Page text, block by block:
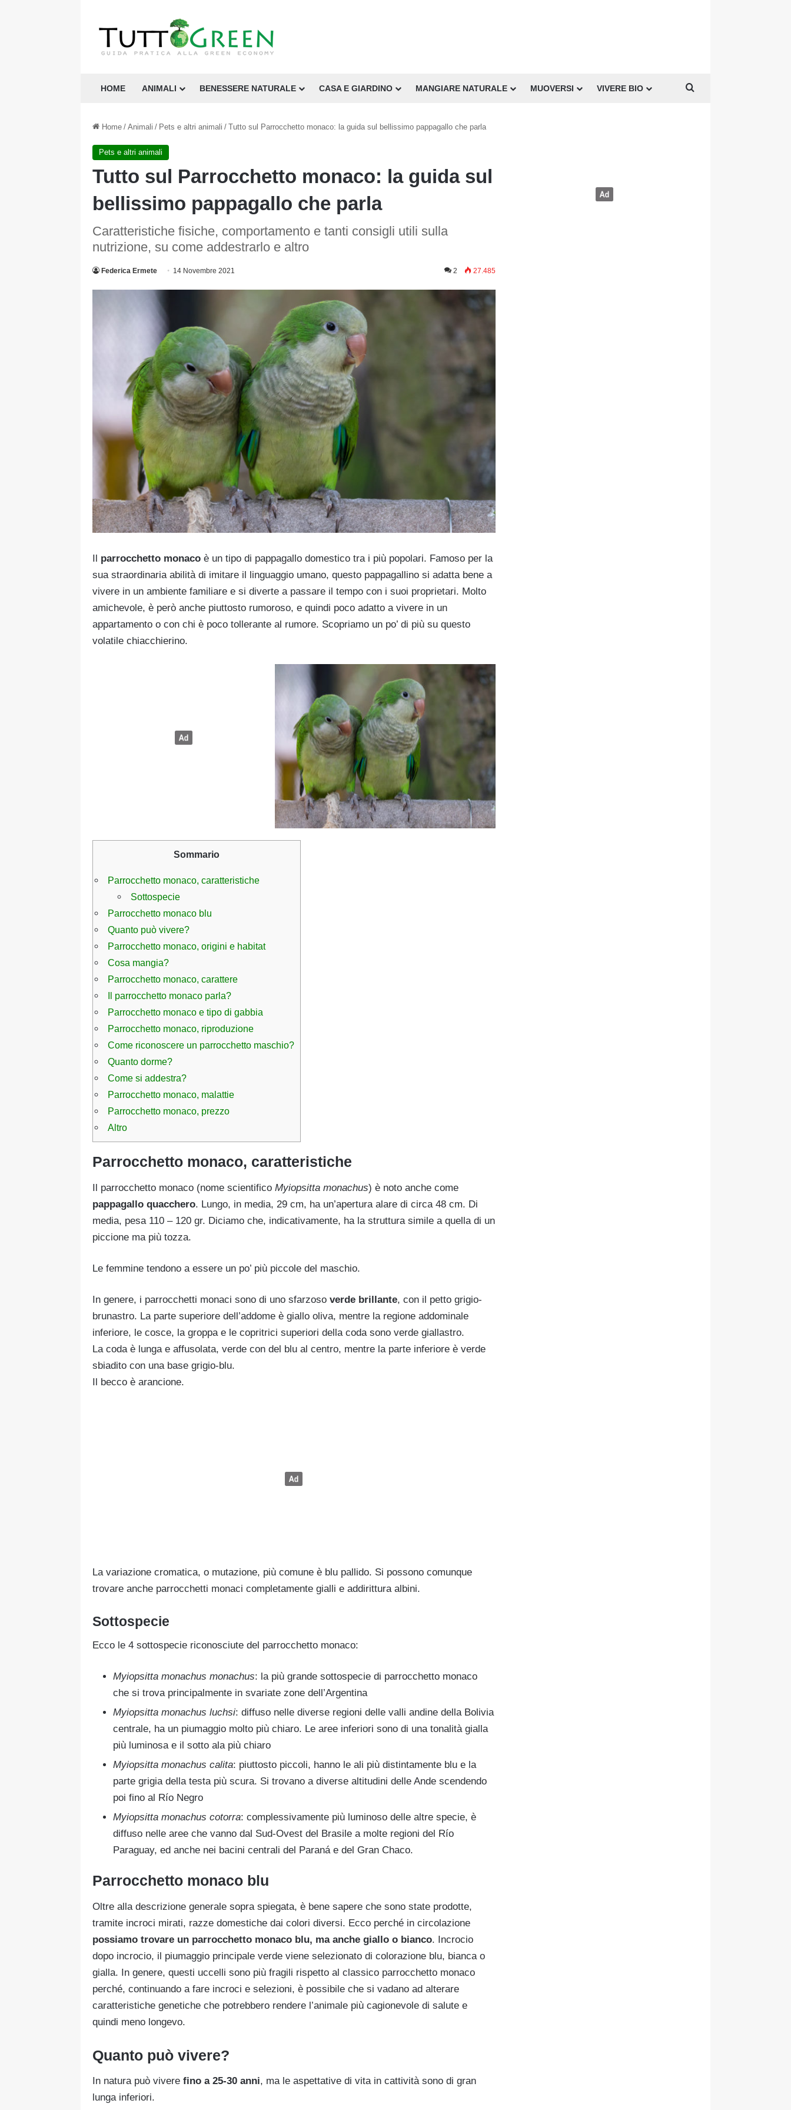
HOME ANIMALI BENESSERE NATURALE CASA E GIARDINO MANGIARE NATURALE MUOVERSI VIVERE BIO
Home / Animali / Pets e altri animali / Tutto sul Parrocchetto monaco: la guida sul bellissimo pappagallo che parla
Pets e altri animali
Tutto sul Parrocchetto monaco: la guida sul
bellissimo pappagallo che parla
Caratteristiche fisiche, comportamento e tanti consigli utili sulla
nutrizione, su come addestrarlo e altro
Federica Ermete 14 Novembre 2021 2 27.485
Il parrocchetto monaco è un tipo di pappagallo domestico tra i più popolari. Famoso per la
sua straordinaria abilità di imitare il linguaggio umano, questo pappagallino si adatta bene a
vivere in un ambiente familiare e si diverte a passare il tempo con i suoi proprietari. Molto
amichevole, è però anche piuttosto rumoroso, e quindi poco adatto a vivere in un
appartamento o con chi è poco tollerante al rumore. Scopriamo un po’ di più su questo
volatile chiacchierino.
Sommario
Parrocchetto monaco, caratteristiche
Sottospecie
Parrocchetto monaco blu
Quanto può vivere?
Parrocchetto monaco, origini e habitat
Cosa mangia?
Parrocchetto monaco, carattere
Il parrocchetto monaco parla?
Parrocchetto monaco e tipo di gabbia
Parrocchetto monaco, riproduzione
Come riconoscere un parrocchetto maschio?
Quanto dorme?
Come si addestra?
Parrocchetto monaco, malattie
Parrocchetto monaco, prezzo
Altro
Parrocchetto monaco, caratteristiche
Il parrocchetto monaco (nome scientifico Myiopsitta monachus) è noto anche come
pappagallo quacchero. Lungo, in media, 29 cm, ha un’apertura alare di circa 48 cm. Di
media, pesa 110 – 120 gr. Diciamo che, indicativamente, ha la struttura simile a quella di un
piccione ma più tozza.
Le femmine tendono a essere un po’ più piccole del maschio.
In genere, i parrocchetti monaci sono di uno sfarzoso verde brillante, con il petto grigio-
brunastro. La parte superiore dell’addome è giallo oliva, mentre la regione addominale
inferiore, le cosce, la groppa e le copritrici superiori della coda sono verde giallastro.
La coda è lunga e affusolata, verde con del blu al centro, mentre la parte inferiore è verde
sbiadito con una base grigio-blu.
Il becco è arancione.
La variazione cromatica, o mutazione, più comune è blu pallido. Si possono comunque
trovare anche parrocchetti monaci completamente gialli e addirittura albini.
Sottospecie
Ecco le 4 sottospecie riconosciute del parrocchetto monaco:
Myiopsitta monachus monachus: la più grande sottospecie di parrocchetto monaco
che si trova principalmente in svariate zone dell’Argentina
Myiopsitta monachus luchsi: diffuso nelle diverse regioni delle valli andine della Bolivia
centrale, ha un piumaggio molto più chiaro. Le aree inferiori sono di una tonalità gialla
più luminosa e il sotto ala più chiaro
Myiopsitta monachus calita: piuttosto piccoli, hanno le ali più distintamente blu e la
parte grigia della testa più scura. Si trovano a diverse altitudini delle Ande scendendo
poi fino al Río Negro
Myiopsitta monachus cotorra: complessivamente più luminoso delle altre specie, è
diffuso nelle aree che vanno dal Sud-Ovest del Brasile a molte regioni del Río
Paraguay, ed anche nei bacini centrali del Paraná e del Gran Chaco.
Parrocchetto monaco blu
Oltre alla descrizione generale sopra spiegata, è bene sapere che sono state prodotte,
tramite incroci mirati, razze domestiche dai colori diversi. Ecco perché in circolazione
possiamo trovare un parrocchetto monaco blu, ma anche giallo o bianco. Incrocio
dopo incrocio, il piumaggio principale verde viene selezionato di colorazione blu, bianca o
gialla. In genere, questi uccelli sono più fragili rispetto al classico parrocchetto monaco
perché, continuando a fare incroci e selezioni, è possibile che si vadano ad alterare
caratteristiche genetiche che potrebbero rendere l’animale più cagionevole di salute e
quindi meno longevo.
Quanto può vivere?
In natura può vivere fino a 25-30 anni, ma le aspettative di vita in cattività sono di gran
lunga inferiori.